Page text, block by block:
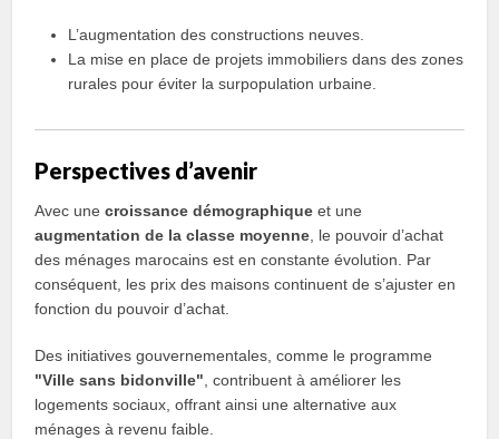
L’augmentation des constructions neuves.
La mise en place de projets immobiliers dans des zones
rurales pour éviter la surpopulation urbaine.
Perspectives d’avenir
Avec unecroissance démographique et une
augmentation de la classe moyenne , le pouvoir d’achat
des ménages marocains est en constante évolution. Par
conséquent, les prix des maisons continuent de s’ajuster en
fonction du pouvoir d’achat.
Des initiatives gouvernementales, comme le programme
"Ville sans bidonville" , contribuent à améliorer les
logements sociaux, offrant ainsi une alternative aux
ménages à revenu faible.